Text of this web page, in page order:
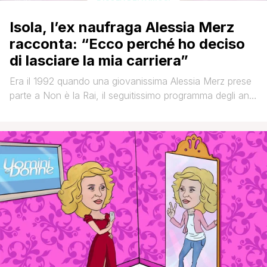
Isola, l’ex naufraga Alessia Merz
racconta: “Ecco perché ho deciso
di lasciare la mia carriera”
Era il 1992 quando una giovanissima Alessia Merz prese
parte a Non è la Rai, il seguitissimo programma degli anni
televisivi, tra cui all'Isola dei Famosi nel 2004. ' Oggi,
Alessia conduce una [']